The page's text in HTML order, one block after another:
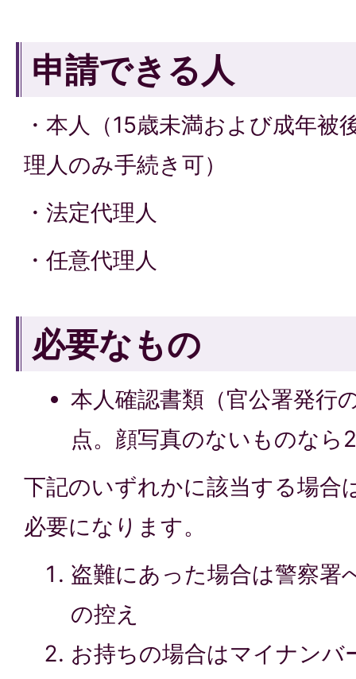
申請できる人
・本人（15歳未満および成年被
理人のみ手続き可）
・法定代理人
・任意代理人
必要なもの
本人確認書類（官公署発行
点。顔写真のないものなら
下記のいずれかに該当する場合
必要になります。
盗難にあった場合は警察署
の控え
お持ちの場合はマイナンバ